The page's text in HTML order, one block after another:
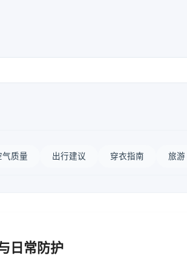
气质量 出行建议 穿衣指南 旅游
日常防护